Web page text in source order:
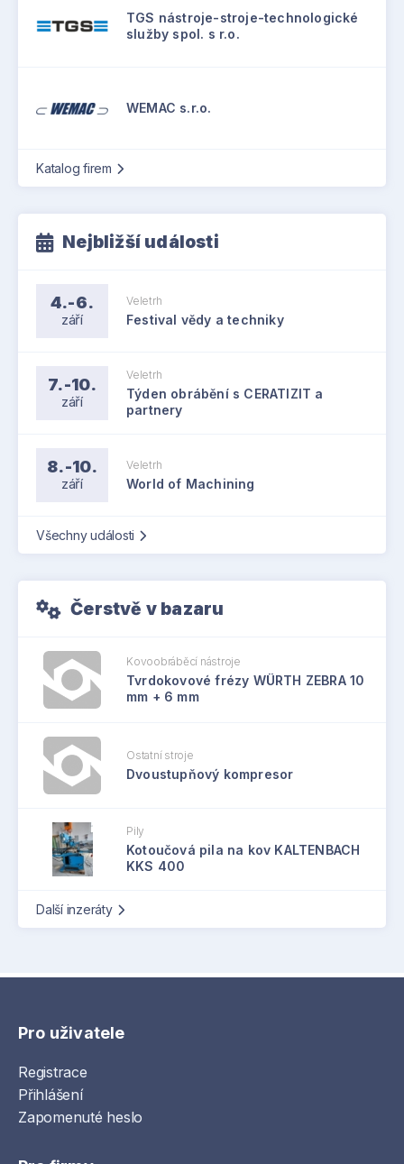
TGS nástroje-stroje-technologické
služby spol. s r.o.
WEMAC s.r.o.
Katalog firem
Nejbližší události
4.-6.
září
Veletrh
Festival vědy a techniky
7.-10.
září
Veletrh
Týden obrábění s CERATIZIT a
partnery
8.-10.
září
Veletrh
World of Machining
Všechny události
Čerstvě v bazaru
Kovoobráběcí nástroje
Tvrdokovové frézy WÜRTH ZEBRA 10
mm + 6 mm
Ostatní stroje
Dvoustupňový kompresor
Pily
Kotoučová pila na kov KALTENBACH
KKS 400
Další inzeráty
Pro uživatele
Registrace
Přihlášení
Zapomenuté heslo